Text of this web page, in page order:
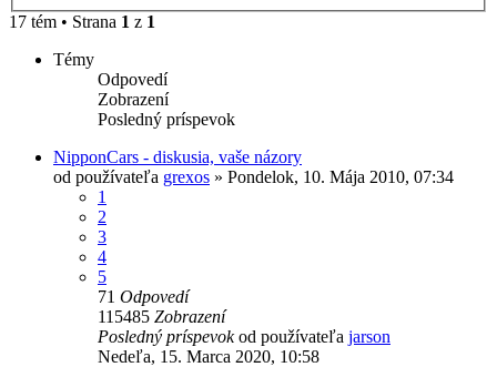
17 tém • Strana 1 z 1
Témy
Odpovedí
Zobrazení
Posledný príspevok
NipponCars - diskusia, vaše názory
od používateľa grexos » Pondelok, 10. Mája 2010, 07:34
1
2
3
4
5
71 Odpovedí
115485 Zobrazení
Posledný príspevokod používateľa jarson
Nedeľa, 15. Marca 2020, 10:58